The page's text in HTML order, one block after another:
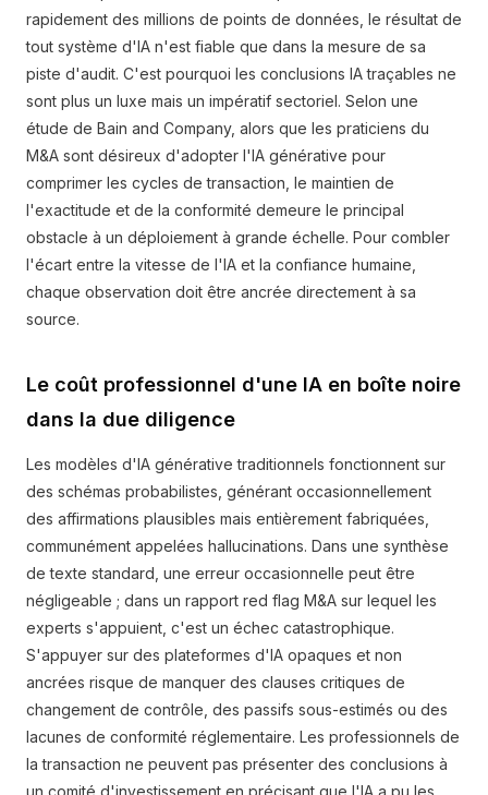
rapidement des millions de points de données, le résultat de
tout système d'IA n'est fiable que dans la mesure de sa
piste d'audit. C'est pourquoi les conclusions IA traçables ne
sont plus un luxe mais un impératif sectoriel. Selon une
étude de Bain and Company, alors que les praticiens du
M&A sont désireux d'adopter l'IA générative pour
comprimer les cycles de transaction, le maintien de
l'exactitude et de la conformité demeure le principal
obstacle à un déploiement à grande échelle. Pour combler
l'écart entre la vitesse de l'IA et la confiance humaine,
chaque observation doit être ancrée directement à sa
source.
Le coût professionnel d'une IA en boîte noire
dans la due diligence
Les modèles d'IA générative traditionnels fonctionnent sur
des schémas probabilistes, générant occasionnellement
des affirmations plausibles mais entièrement fabriquées,
communément appelées hallucinations. Dans une synthèse
de texte standard, une erreur occasionnelle peut être
négligeable ; dans un rapport red flag M&A sur lequel les
experts s'appuient, c'est un échec catastrophique.
S'appuyer sur des plateformes d'IA opaques et non
ancrées risque de manquer des clauses critiques de
changement de contrôle, des passifs sous-estimés ou des
lacunes de conformité réglementaire. Les professionnels de
la transaction ne peuvent pas présenter des conclusions à
un comité d'investissement en précisant que l'IA a pu les